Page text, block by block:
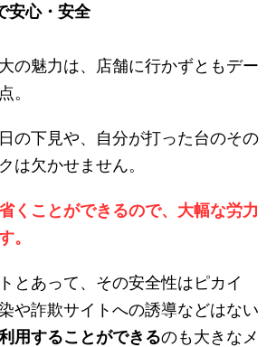
安心・安全
の魅力は、店舗に行かずともデー
。
の下見や、自分が打った台のその
は欠かせません。
くことができるので、大幅な労力
。
とあって、その安全性はピカイ
や詐欺サイトへの誘導などはない
用することができるのも大きなメ